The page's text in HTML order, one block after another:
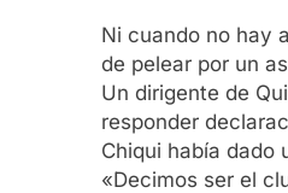
Ni cuando no hay
de pelear por un
Un dirigente de
responder
Chiqui había dado
«Decimos ser el